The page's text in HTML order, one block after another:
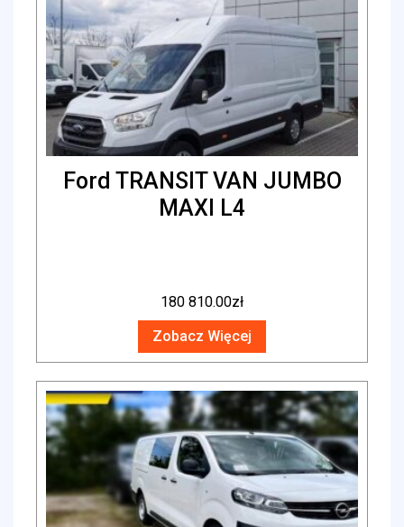
Ford TRANSIT VAN JUMBO
MAXI L4
180 810.00zł
Zobacz Więcej